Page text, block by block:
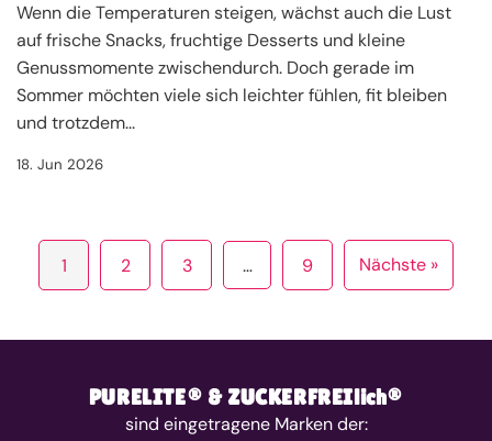
Wenn die Temperaturen steigen, wächst auch die Lust
auf frische Snacks, fruchtige Desserts und kleine
Genussmomente zwischendurch. Doch gerade im
Sommer möchten viele sich leichter fühlen, fit bleiben
und trotzdem...
18. Jun 2026
1 2 3 … 9 Nächste »
PURELITE® & ZUCKERFREIlich®
sind eingetragene Marken der: